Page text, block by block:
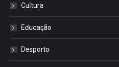
Cultura
Educação
Desporto